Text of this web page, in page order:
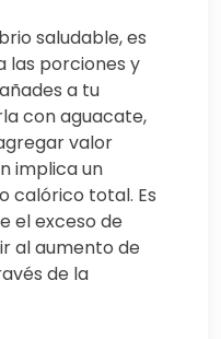
saludable, es
las porciones y
a tu
con aguacate,
valor
implica un
calórico total. Es
el exceso de
al aumento de
de la